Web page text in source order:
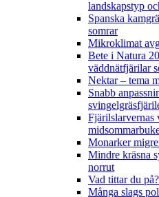
landskapstyp
Spanska
somrar
Mikroklimat
Bete i Natura
väddnätfjärilar
Nektar – tema
Snabb
Fjärilslarvernas
Monarker
Mindre kräsna
norrut
Vad tittar du på?
Många slags